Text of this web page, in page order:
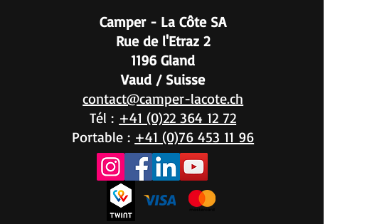
Camper - La Côte SA
Rue de l'Etraz 2
1196 Gland
Vaud / Suisse
contact@camper-lacote.ch
Tél : +41 (0)22 364 12 72
Portable : +41 (0)76 453 11 96